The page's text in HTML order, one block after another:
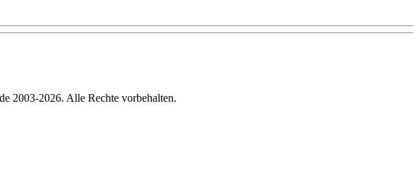
2003-2026. Alle Rechte vorbehalten.